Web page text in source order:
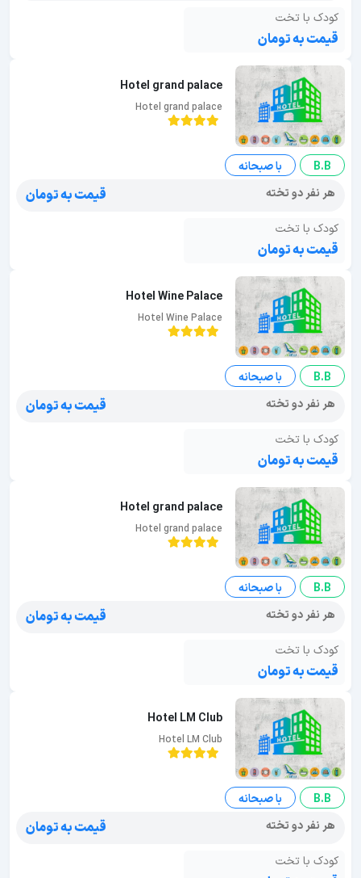
کودک با تخت
قیمت به تومان
Hotel grand palace
Hotel grand palace
B.B
با صبحانه
هر نفر دو تخته
قیمت به تومان
کودک با تخت
قیمت به تومان
Hotel Wine Palace
Hotel Wine Palace
B.B
با صبحانه
هر نفر دو تخته
قیمت به تومان
کودک با تخت
قیمت به تومان
Hotel grand palace
Hotel grand palace
B.B
با صبحانه
هر نفر دو تخته
قیمت به تومان
کودک با تخت
قیمت به تومان
Hotel LM Club
Hotel LM Club
B.B
با صبحانه
هر نفر دو تخته
قیمت به تومان
کودک با تخت